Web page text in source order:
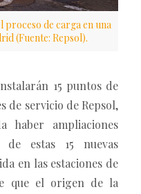
proceso de carga en una
(Fuente: Repsol).
15 puntos de
de servicio de Repsol,
haber ampliaciones
estas 15 nuevas
en las estaciones de
que el origen de la